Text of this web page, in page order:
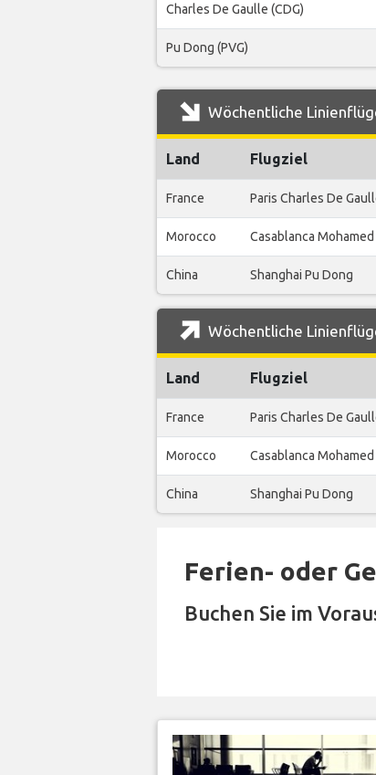
Charles De Gaulle (CDG)
Pu Dong (PVG)
Wöchentliche
Land Flugziel
France Paris Charles De
Morocco Casablanca Mohamed
China Shanghai Pu Dong
Wöchentliche
Land Flugziel
France Paris Charles De
Morocco Casablanca Mohamed
China Shanghai Pu Dong
Ferien- oder
Buchen Sie im